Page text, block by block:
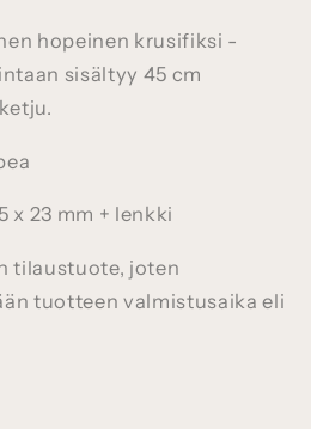
hopeinen krusifiksi -
sisältyy 45 cm
x 23 mm + lenkki
tilaustuote, joten
tuotteen valmistusaika eli